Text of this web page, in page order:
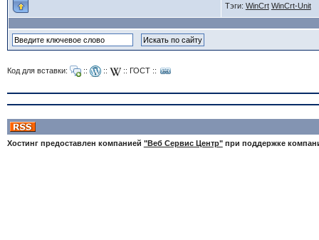
Тэги: WinCrt WinCrt-Unit
Код для вставки: :: :: :: ГОСТ::
Хостинг предоставлен компанией "Веб Сервис Центр"при поддержке